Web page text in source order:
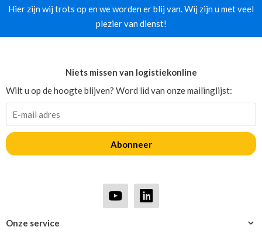
Hier zijn wij trots op en we worden er blij van. Wij zijn u met veel
plezier van dienst!
Onze service
Niets missen van logistiekonline
Wilt u op de hoogte blijven? Word lid van onze mailinglijst:
Abonneer